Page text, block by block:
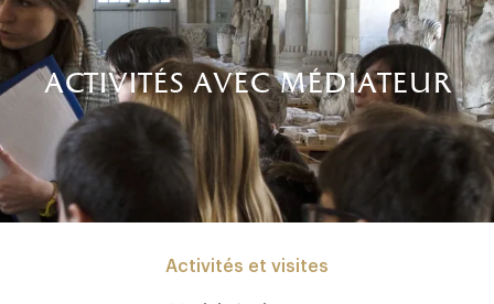
activités avec médiateur
Activités et visites